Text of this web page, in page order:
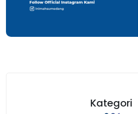
Kategori